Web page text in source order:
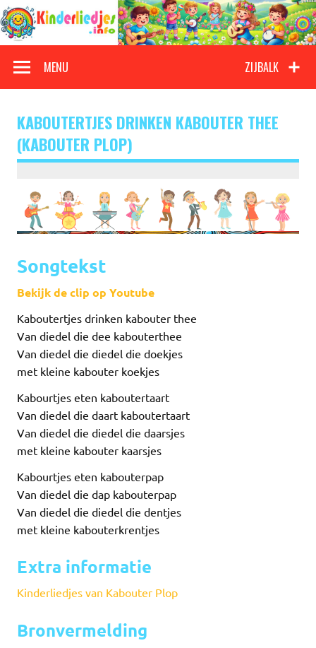
Doorgaan
naar
inhoud
Kinderliedjes
ZIJBALK
MENU
KABOUTERTJES DRINKEN KABOUTER THEE
(KABOUTER PLOP)
Songtekst
Bekijk de clip op Youtube
Kaboutertjes drinken kabouter thee
Van diedel die dee kabouterthee
Van diedel die diedel die doekjes
met kleine kabouter koekjes
Kabourtjes eten kaboutertaart
Van diedel die daart kaboutertaart
Van diedel die diedel die daarsjes
met kleine kabouter kaarsjes
Kabourtjes eten kabouterpap
Van diedel die dap kabouterpap
Van diedel die diedel die dentjes
met kleine kabouterkrentjes
Extra informatie
Kinderliedjes van Kabouter Plop
Bronvermelding